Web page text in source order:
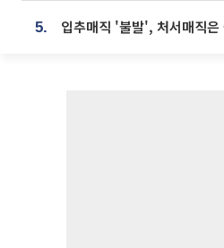
5. 입추매직 '불발', 처서매직